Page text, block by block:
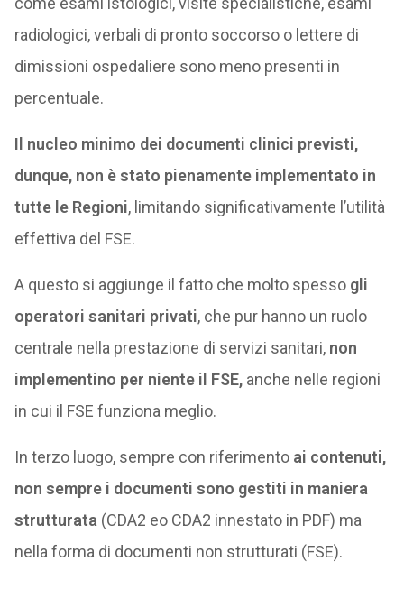
radiologici, verbali di pronto soccorso o lettere di
dimissioni ospedaliere sono meno presenti in
percentuale.
Il nucleo minimo dei documenti clinici previsti,
dunque, non è stato pienamente implementato in
tutte le Regioni, limitando significativamente l’utilità
effettiva del FSE.
A questo si aggiunge il fatto che molto spesso gli
operatori sanitari privati, che pur hanno un ruolo
centrale nella prestazione di servizi sanitari, non
implementino per niente il FSE,anche nelle regioni
in cui il FSE funziona meglio.
In terzo luogo, sempre con riferimento ai contenuti,
non sempre i documenti sono gestiti in maniera
strutturata (CDA2 eo CDA2 innestato in PDF) ma
nella forma di documenti non strutturati (FSE).